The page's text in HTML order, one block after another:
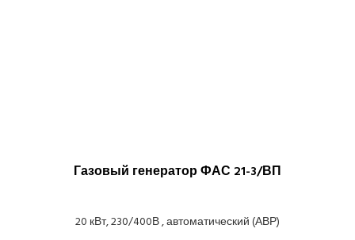
Газовый генератор ФАС 21-3/ВП
20 кВт, 230/400В , автоматический (АВР)